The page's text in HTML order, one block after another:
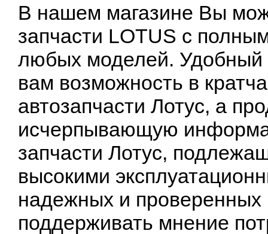
В нашем магазине Вы
запчасти LOTUS с
любых моделей. Удобный
вам возможность в
автозапчасти Лотус, а
исчерпывающую
запчасти Лотус,
высокими
надежных и
поддерживать мнение